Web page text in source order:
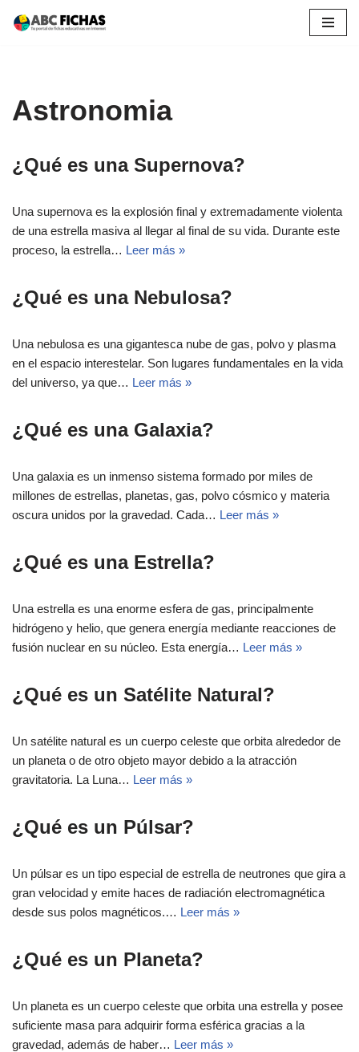
Astronomia
¿Qué es una Supernova?
Una supernova es la explosión final y extremadamente violenta
de una estrella masiva al llegar al final de su vida. Durante este
proceso, la estrella… Leer más »
¿Qué es una Nebulosa?
Una nebulosa es una gigantesca nube de gas, polvo y plasma
en el espacio interestelar. Son lugares fundamentales en la vida
del universo, ya que… Leer más »
¿Qué es una Galaxia?
Una galaxia es un inmenso sistema formado por miles de
millones de estrellas, planetas, gas, polvo cósmico y materia
oscura unidos por la gravedad. Cada… Leer más »
¿Qué es una Estrella?
Una estrella es una enorme esfera de gas, principalmente
hidrógeno y helio, que genera energía mediante reacciones de
fusión nuclear en su núcleo. Esta energía… Leer más »
¿Qué es un Satélite Natural?
Un satélite natural es un cuerpo celeste que orbita alrededor de
un planeta o de otro objeto mayor debido a la atracción
gravitatoria. La Luna… Leer más »
¿Qué es un Púlsar?
Un púlsar es un tipo especial de estrella de neutrones que gira a
gran velocidad y emite haces de radiación electromagnética
desde sus polos magnéticos.… Leer más »
¿Qué es un Planeta?
Un planeta es un cuerpo celeste que orbita una estrella y posee
suficiente masa para adquirir forma esférica gracias a la
gravedad, además de haber… Leer más »